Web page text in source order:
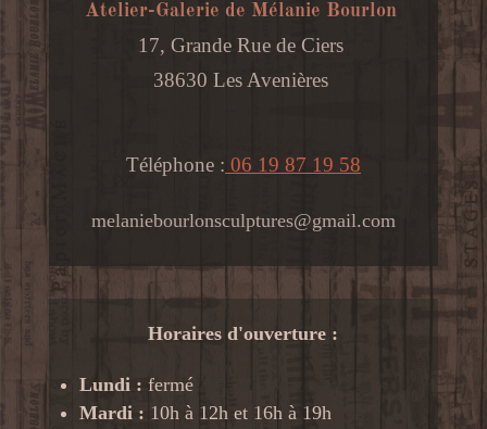
Atelier-Galerie de Mélanie Bourlon
17, Grande Rue de Ciers
38630 Les Avenières
Téléphone : 06 19 87 19 58
melaniebourlonsculptures@gmail.com
Horaires d'ouverture :
Lundi : fermé
Mardi : 10h à 12h et 16h à 19h